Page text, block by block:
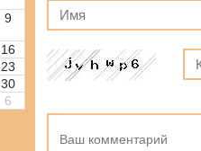
9
16
23
30
6